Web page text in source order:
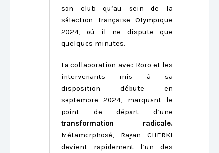
son club qu’au sein de la
sélection française Olympique
2024, où il ne dispute que
quelques minutes.
La collaboration avec Roro et les
intervenants mis à sa
disposition débute en
septembre 2024, marquant le
point de départ d’une
transformation radicale.
Métamorphosé, Rayan CHERKI
devient rapidement l’un des